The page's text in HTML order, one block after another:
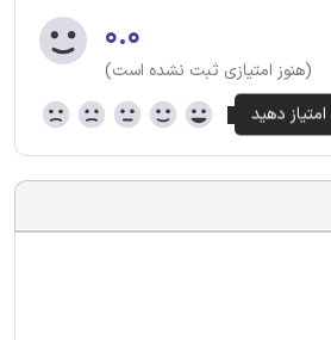
۰.۰
(هنوز امتیازی ثبت نشده است)